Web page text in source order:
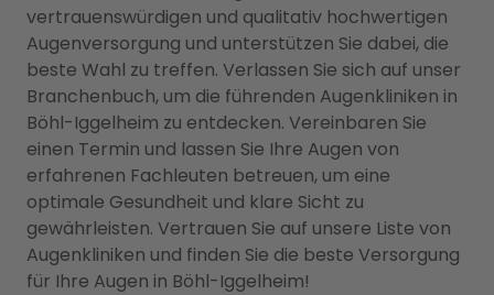
vertrauenswürdigen und qualitativ hochwertigen
Augenversorgung und unterstützen Sie dabei, die
beste Wahl zu treffen. Verlassen Sie sich auf unser
Branchenbuch, um die führenden Augenkliniken in
Böhl-Iggelheim zu entdecken. Vereinbaren Sie
einen Termin und lassen Sie Ihre Augen von
erfahrenen Fachleuten betreuen, um eine
optimale Gesundheit und klare Sicht zu
gewährleisten. Vertrauen Sie auf unsere Liste von
Augenkliniken und finden Sie die beste Versorgung
für Ihre Augen in Böhl-Iggelheim!